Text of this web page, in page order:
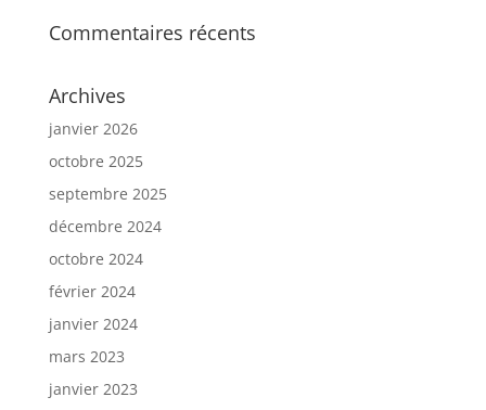
Commentaires récents
Archives
janvier 2026
octobre 2025
septembre 2025
décembre 2024
octobre 2024
février 2024
janvier 2024
mars 2023
janvier 2023